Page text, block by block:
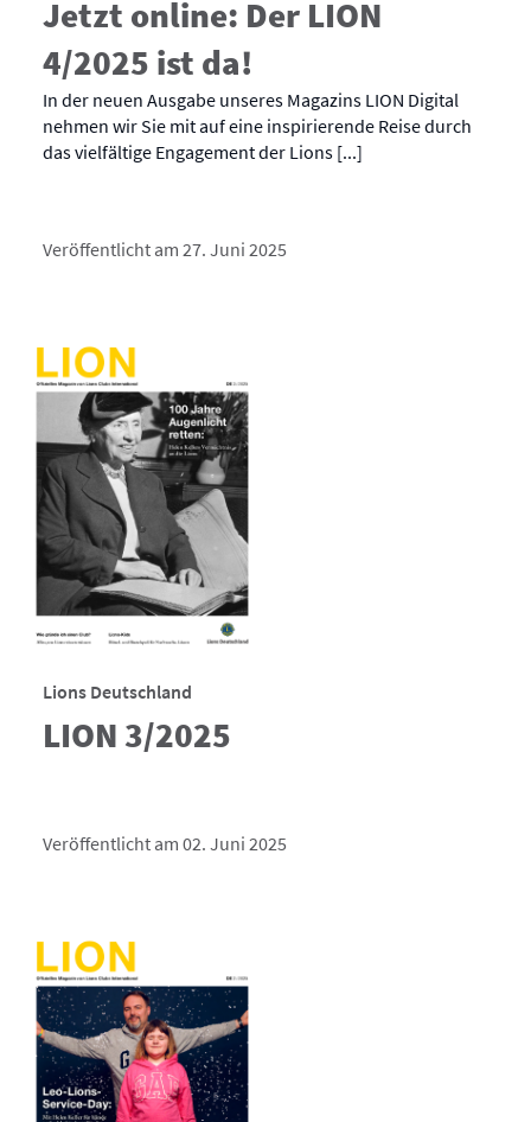
Jetzt online: Der LION
4/2025 ist da!
In der neuen Ausgabe unseres Magazins LION Digital
nehmen wir Sie mit auf eine inspirierende Reise durch
das vielfältige Engagement der Lions [...]
Veröffentlicht am 27. Juni 2025
Lions Deutschland
LION 3/2025
Veröffentlicht am 02. Juni 2025